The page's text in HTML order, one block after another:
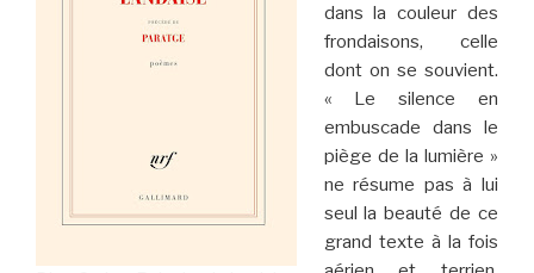
dans la couleur des
frondaisons, celle
dont on se souvient.
« Le silence en
embuscade dans le
piège de la lumière »
ne résume pas à lui
seul la beauté de ce
grand texte à la fois